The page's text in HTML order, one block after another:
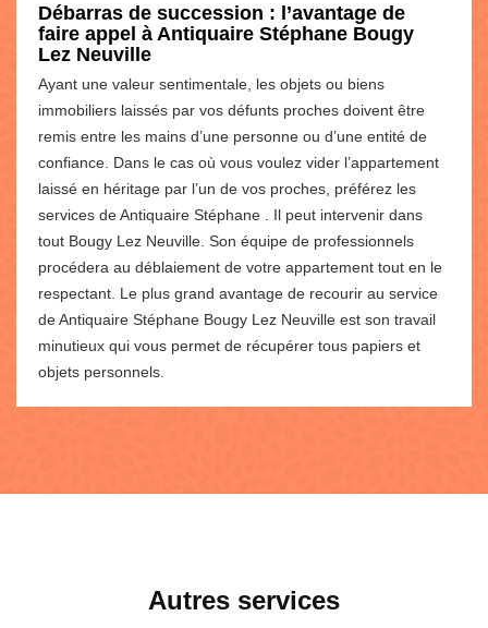
Débarras de succession : l’avantage de
faire appel à Antiquaire Stéphane Bougy
Lez Neuville
Ayant une valeur sentimentale, les objets ou biens
immobiliers laissés par vos défunts proches doivent être
remis entre les mains d’une personne ou d’une entité de
confiance. Dans le cas où vous voulez vider l’appartement
laissé en héritage par l’un de vos proches, préférez les
services de Antiquaire Stéphane . Il peut intervenir dans
tout Bougy Lez Neuville. Son équipe de professionnels
procédera au déblaiement de votre appartement tout en le
respectant. Le plus grand avantage de recourir au service
de Antiquaire Stéphane Bougy Lez Neuville est son travail
minutieux qui vous permet de récupérer tous papiers et
objets personnels.
Autres services